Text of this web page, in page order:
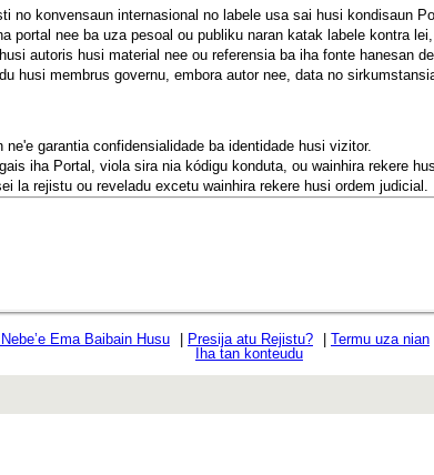
no konvensaun internasional no labele usa sai husi kondisaun
portal nee ba uza pesoal ou publiku naran katak labele kontra
autoris husi material nee ou referensia ba iha fonte hanesan
husi membrus governu, embora autor nee, data no
garantia confidensialidade ba identidade husi vizitor.
iha Portal, viola sira nia kódigu konduta, ou wainhira rekere
la rejistu ou reveladu excetu wainhira rekere husi ordem judicial.
Ema Baibain Husu Presija atu Rejistu? Termu uza nian
Iha tan konteudu